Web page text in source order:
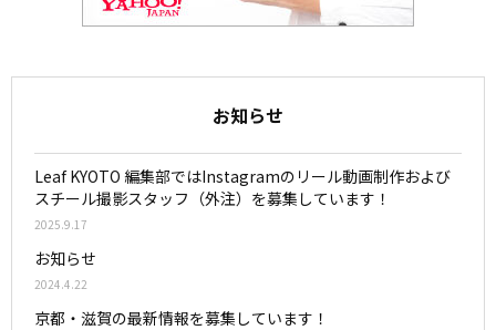
お知らせ
Leaf KYOTO 編集部ではInstagramのリール動画制作および
スチール撮影スタッフ（外注）を募集しています！
2025.9.17
お知らせ
2024.4.22
京都・滋賀の最新情報を募集しています！